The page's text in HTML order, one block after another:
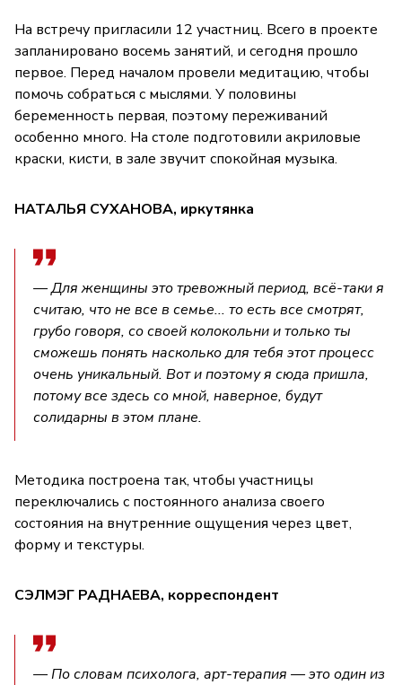
На встречу пригласили 12 участниц. Всего в проекте
запланировано восемь занятий, и сегодня прошло
первое. Перед началом провели медитацию, чтобы
помочь собраться с мыслями. У половины
беременность первая, поэтому переживаний
особенно много. На столе подготовили акриловые
краски, кисти, в зале звучит спокойная музыка.
НАТАЛЬЯ СУХАНОВА, иркутянка
— Для женщины это тревожный период, всё-таки я
считаю, что не все в семье... то есть все смотрят,
грубо говоря, со своей колокольни и только ты
сможешь понять насколько для тебя этот процесс
очень уникальный. Вот и поэтому я сюда пришла,
потому все здесь со мной, наверное, будут
солидарны в этом плане.
Методика построена так, чтобы участницы
переключались с постоянного анализа своего
состояния на внутренние ощущения через цвет,
форму и текстуры.
СЭЛМЭГ РАДНАЕВА, корреспондент
— По словам психолога, арт-терапия — это один из